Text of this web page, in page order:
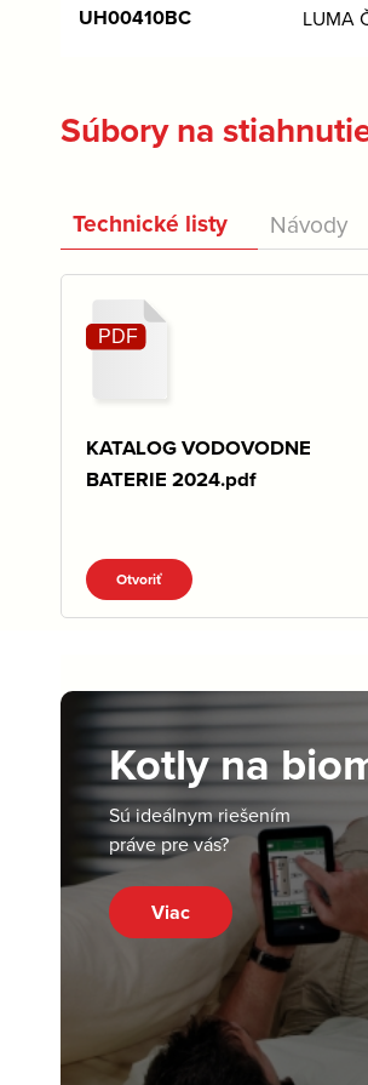
UH00410BC LUMA
Súbory na
Technické listy Návody
KATALOG VODOVODNE
BATERIE 2024.pdf
Otvoriť
Kotly na
Sú ideálnym riešením
práve pre vás?
Viac